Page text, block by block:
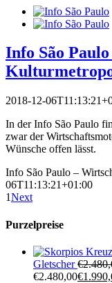
Info São
2018-12-
In der Info São Paulo
zwar der
Wünsche offen lässt.
Info São Paulo –
06T11:13:21+01:00
1Next
Purzelpreise
Gletscher €
€2.480,00€